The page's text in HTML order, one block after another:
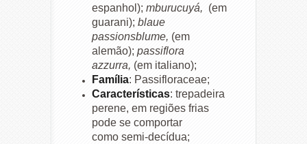
espanhol); mburucuyá, (em
guarani); blaue
passionsblume, (em
alemão); passiflora
azzurra, (em italiano);
Família: Passifloraceae;
Características: trepadeira
perene, em regiões frias
pode se comportar
como semi-decídua;